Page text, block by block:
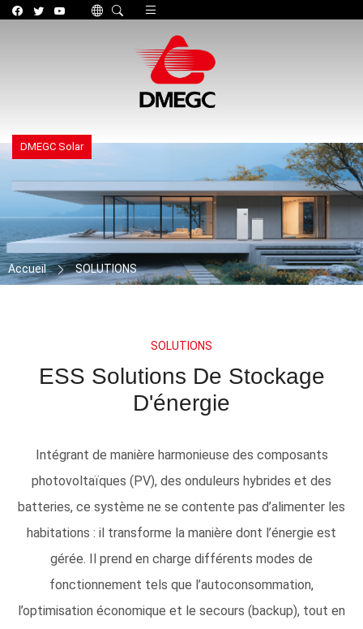
Toggle navigation
DMEGC Solar
Accueil SOLUTIONS
SOLUTIONS
ESS Solutions De Stockage
D'énergie
Intégrant de manière harmonieuse des composants
photovoltaïques (PV), des onduleurs hybrides et des
batteries, ce système ne se contente pas d’alimenter les
habitations : il transforme la manière dont l’énergie est
gérée. Il prend en charge différents modes de
fonctionnement tels que l’autoconsommation,
l’optimisation économique et le secours (backup), tout en